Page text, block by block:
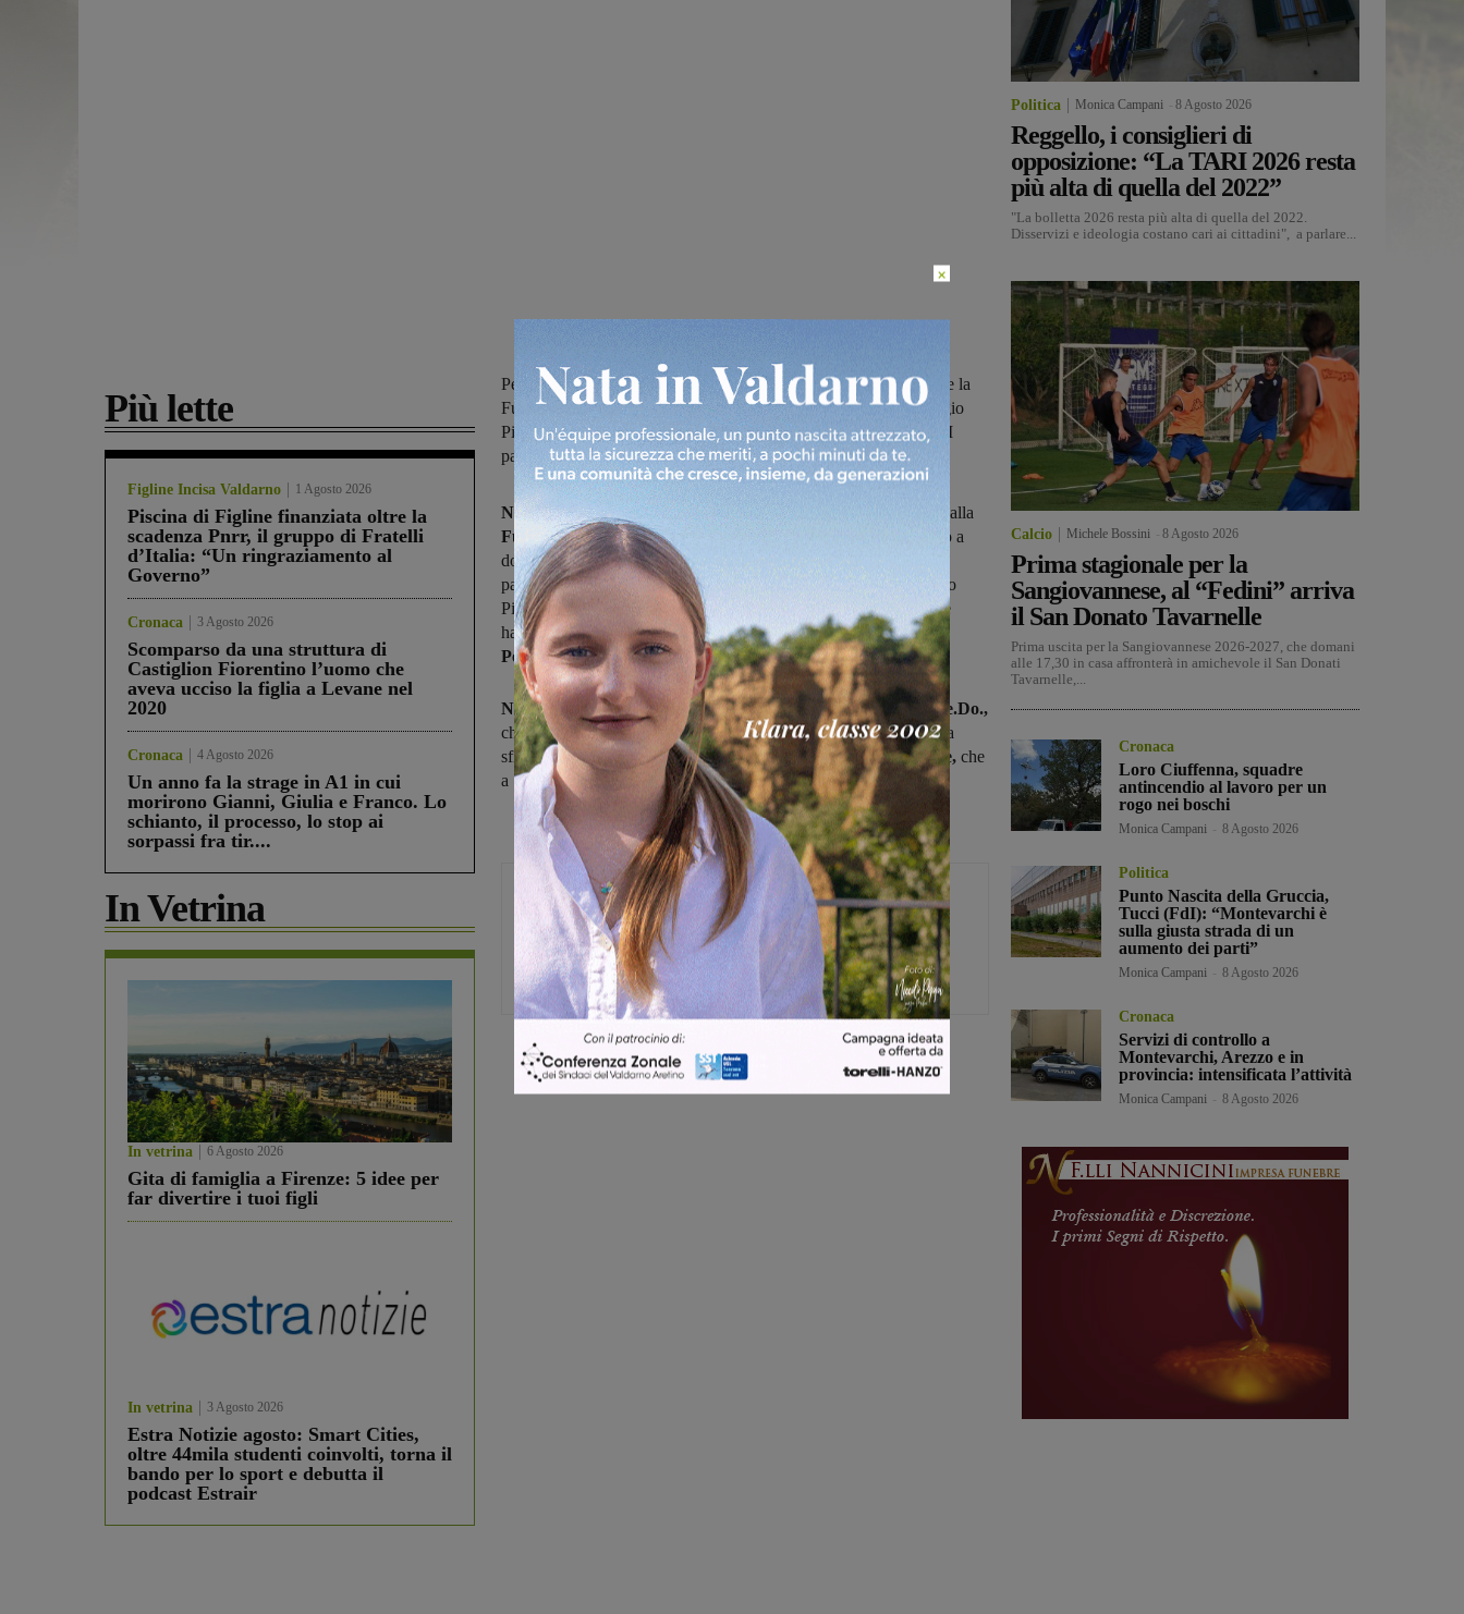
Più lette
Figline Incisa Valdarno 1 Agosto 2026
Piscina di Figline finanziata oltre la
scadenza Pnrr, il gruppo di Fratelli
d’Italia: “Un ringraziamento al
Governo”
Cronaca 3 Agosto 2026
Scomparso da una struttura di
Castiglion Fiorentino l’uomo che
aveva ucciso la figlia a Levane nel
2020
Cronaca 4 Agosto 2026
Un anno fa la strage in A1 in cui
morirono Gianni, Giulia e Franco. Lo
schianto, il processo, lo stop ai
sorpassi fra tir....
In Vetrina
In vetrina 6 Agosto 2026
Gita di famiglia a Firenze: 5 idee per
far divertire i tuoi figli
In vetrina 3 Agosto 2026
Estra Notizie agosto: Smart Cities,
oltre 44mila studenti coinvolti, torna il
bando per lo sport e debutta il
podcast Estrair
Per quello che riguarda le valdarnesi impegnate nel girone L vince la
Fulgor Castelfranco, non vanno oltre il pareggio Cavriglia e Vaggio
Piandiscò mentre perdono Badia Agnano e Pergine. Nel girone M
pareggiano Atletico Figline, San Clemente e Tro.Ce.Do.
Nella prima giornatadel campionato, l'unico sorriso è arrivato dalla
Fulgor Castelfranco,squadra inserita nel girone L che ha battuto a
domicilio 1-2 il Palazzo del Pero.
Sempre nel girone L,
pareggiato sia il Cavriglia (2-2 in casa con la Tuscar) che il Vaggio
Piandiscò (0-0 nel match casalingo con il Pieve al Toppo), mentre
hanno iniziato con una sconfitta ilBadia Agnano(4-3 a Stia) e il
Pergine(travolto in casa 0-3 dal Rassina).
Nel girone Mpareggio con tanti gol perSan Clemente e Tro.Ce.Do.,
che hanno fatto 5-5 e 3-3 rispettivamente in casa del Ludus e nella
sfida interna con il Pelago. Un punto anche perl'Atletico Figline, che
a San Godenzo ha impattato 0-0.
Michele Bossini
Share
Politica Monica Campani 8 Agosto 2026
Reggello, i consiglieri di
opposizione: “La TARI 2026 resta
più alta di quella del 2022”
"La bolletta 2026 resta più alta di quella del 2022.
Disservizi e ideologia costano cari ai cittadini", a parlare...
Calcio Michele Bossini 8 Agosto 2026
Prima stagionale per la
Sangiovannese, al “Fedini” arriva
il San Donato Tavarnelle
Prima uscita per la Sangiovannese 2026-2027, che domani
alle 17,30 in casa affronterà in amichevole il San Donati
Tavarnelle,...
Cronaca
Loro Ciuffenna, squadre
antincendio al lavoro per un
rogo nei boschi
Monica Campani 8 Agosto 2026
Politica
Punto Nascita della Gruccia,
Tucci (FdI): “Montevarchi è
sulla giusta strada di un
aumento dei parti”
Monica Campani 8 Agosto 2026
Cronaca
Servizi di controllo a
Montevarchi, Arezzo e in
provincia: intensificata l’attività
Monica Campani 8 Agosto 2026
×